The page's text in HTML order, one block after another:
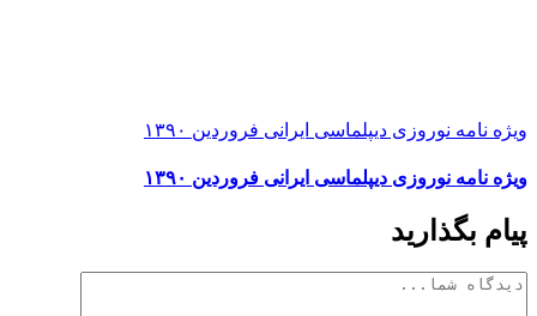
ویژه نامه نوروزی دیپلماسی ایرانی فروردین ۱۳۹۰
ویژه نامه نوروزی دیپلماسی ایرانی فروردین ۱۳۹۰
پیام بگذارید
دیدگاه